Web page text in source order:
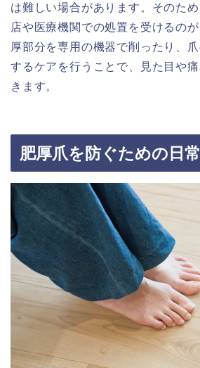
は難しい場合があります。そのた
店や医療機関での処置を受けるの
厚部分を専用の機器で削ったり、
するケアを行うことで、見た目や
きます。
肥厚爪を防ぐための日